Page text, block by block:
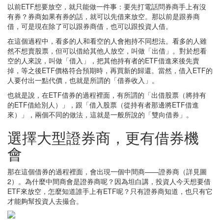
以前ETF想要放空，就只能做一件事：要先打電話問券商手上有沒
有券？券商如果有券的話，就可以先借來放空。那以前是跟券商
借，可是現在除了可以跟券商借，也可以跟投資人借。
在這個過程中，看多的人和看空的人會抱持不同想法。看多的人雖
然不想賣股票，但可以借給其他人放空，叫做「出借」。對於想看
空的人來說，叫做「借入」，把其他持有者的ETF借進來後先賣
掉，等之後ETF價格符合預期時，再買新的歸還。當然，借入ETF的
人要付出一點代價，也就是所謂的「借券收入」。
也就是說，在ETF借券的過程裡面，有所謂的「出借股票（將持有
的ETF借給別人）」，跟「借入股票（從持有者那邊將ETF借進
來）」，兩個不同的做法，這就是一般所說的「雙向借券」。
選擇大型證券商，更有借券機
會
那在這個借券的過程裡面，會出現一個中間商——證券商（詳見圖
2）。為什麼中間商會是證券商呢？因為坦白講，投資人今天想要借
ETF來放空，怎麼知道誰手上有ETF呢？只有證券商知道，也只有它
才能夠幫投資人去撮合。